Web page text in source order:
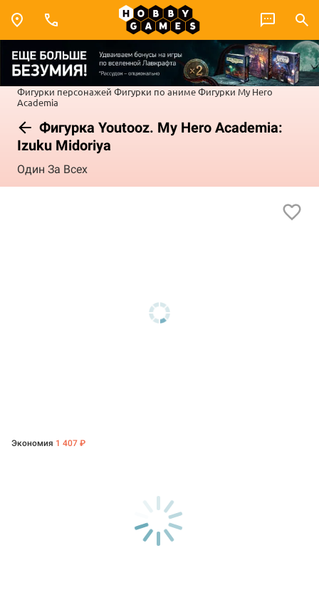
Фигурки персонажей Фигурки по анимеФигурки My Hero
Academia
Фигурка Youtooz. My Hero Academia:
Izuku Midoriya
Один За Всех
Экономия 1 407 ₽